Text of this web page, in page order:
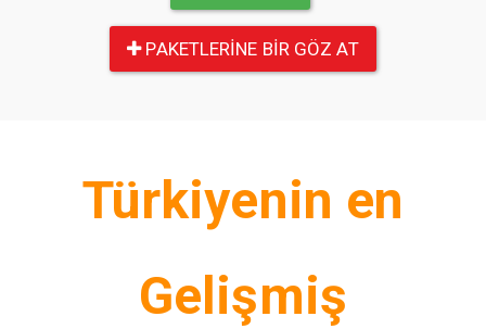
PAKETLERINE BIR GÖZ AT
Türkiyenin en
Gelişmiş